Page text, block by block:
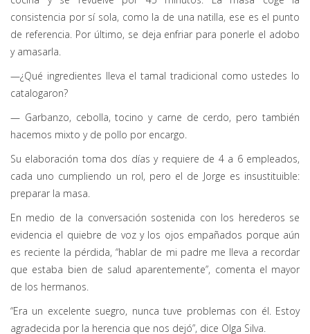
consistencia por sí sola, como la de una natilla, ese es el punto
de referencia. Por último, se deja enfriar para ponerle el adobo
y amasarla.
—¿Qué ingredientes lleva el tamal tradicional como ustedes lo
catalogaron?
— Garbanzo, cebolla, tocino y carne de cerdo, pero también
hacemos mixto y de pollo por encargo.
Su elaboración toma dos días y requiere de 4 a 6 empleados,
cada uno cumpliendo un rol, pero el de Jorge es insustituible:
preparar la masa.
En medio de la conversación sostenida con los herederos se
evidencia el quiebre de voz y los ojos empañados porque aún
es reciente la pérdida, “hablar de mi padre me lleva a recordar
que estaba bien de salud aparentemente”, comenta el mayor
de los hermanos.
“Era un excelente suegro, nunca tuve problemas con él. Estoy
agradecida por la herencia que nos dejó”, dice Olga Silva.